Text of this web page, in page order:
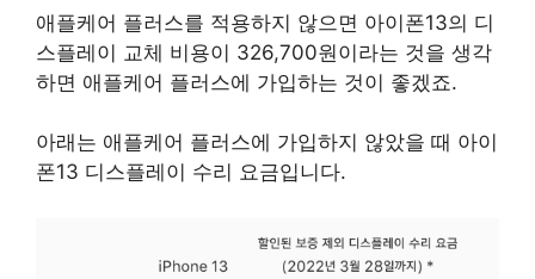
애플케어 플러스를 적용하지 않으면 아이폰13의 디
스플레이 교체 비용이 326,700원이라는 것을 생각
하면 애플케어 플러스에 가입하는 것이 좋겠죠.
아래는 애플케어 플러스에 가입하지 않았을 때 아이
폰13 디스플레이 수리 요금입니다.